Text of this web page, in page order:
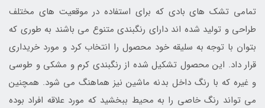
تمامی تشک های بادی که برای استفاده در موقعیت های مختلف
طراحی و تولید شده اند دارای رنگبندی متنوع می باشند به طوری که
بتوان با توجه به سلیقه خود محصول را انتخاب کرد و مورد خریداری
قرار داد. این محصول تشکیل شده از رنگبندی کرم و مشکی و طوسی
و غیره که با رنگ داخل بدنه ماشین نیز هماهنگ می شود. همچنین
می تواند رنگ خاصی را به محیط ببخشید که مورد علاقه افراد بوده